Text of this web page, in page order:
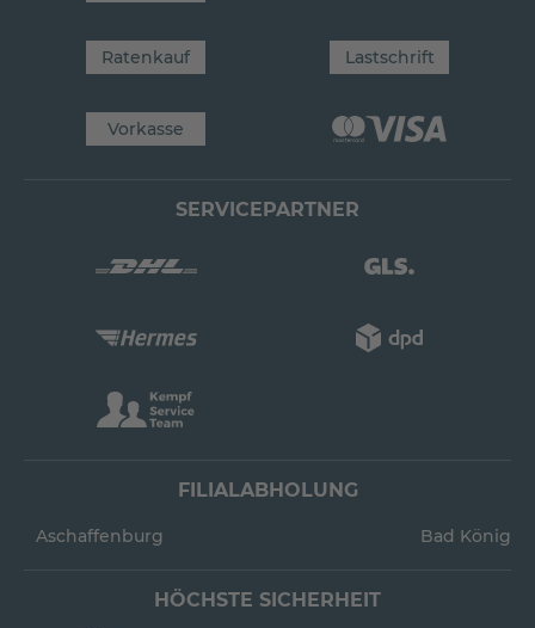
Ratenkauf Lastschrift
Vorkasse
SERVICEPARTNER
FILIALABHOLUNG
Aschaffenburg Bad König
HÖCHSTE SICHERHEIT